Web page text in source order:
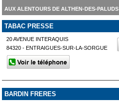
AUX ALENTOURS DE ALTHEN-DES-PALUDS
TABAC PRESSE
20 AVENUE INTERAQUIS
84320 - ENTRAIGUES-SUR-LA-SORGUE
BARDIN FRERES